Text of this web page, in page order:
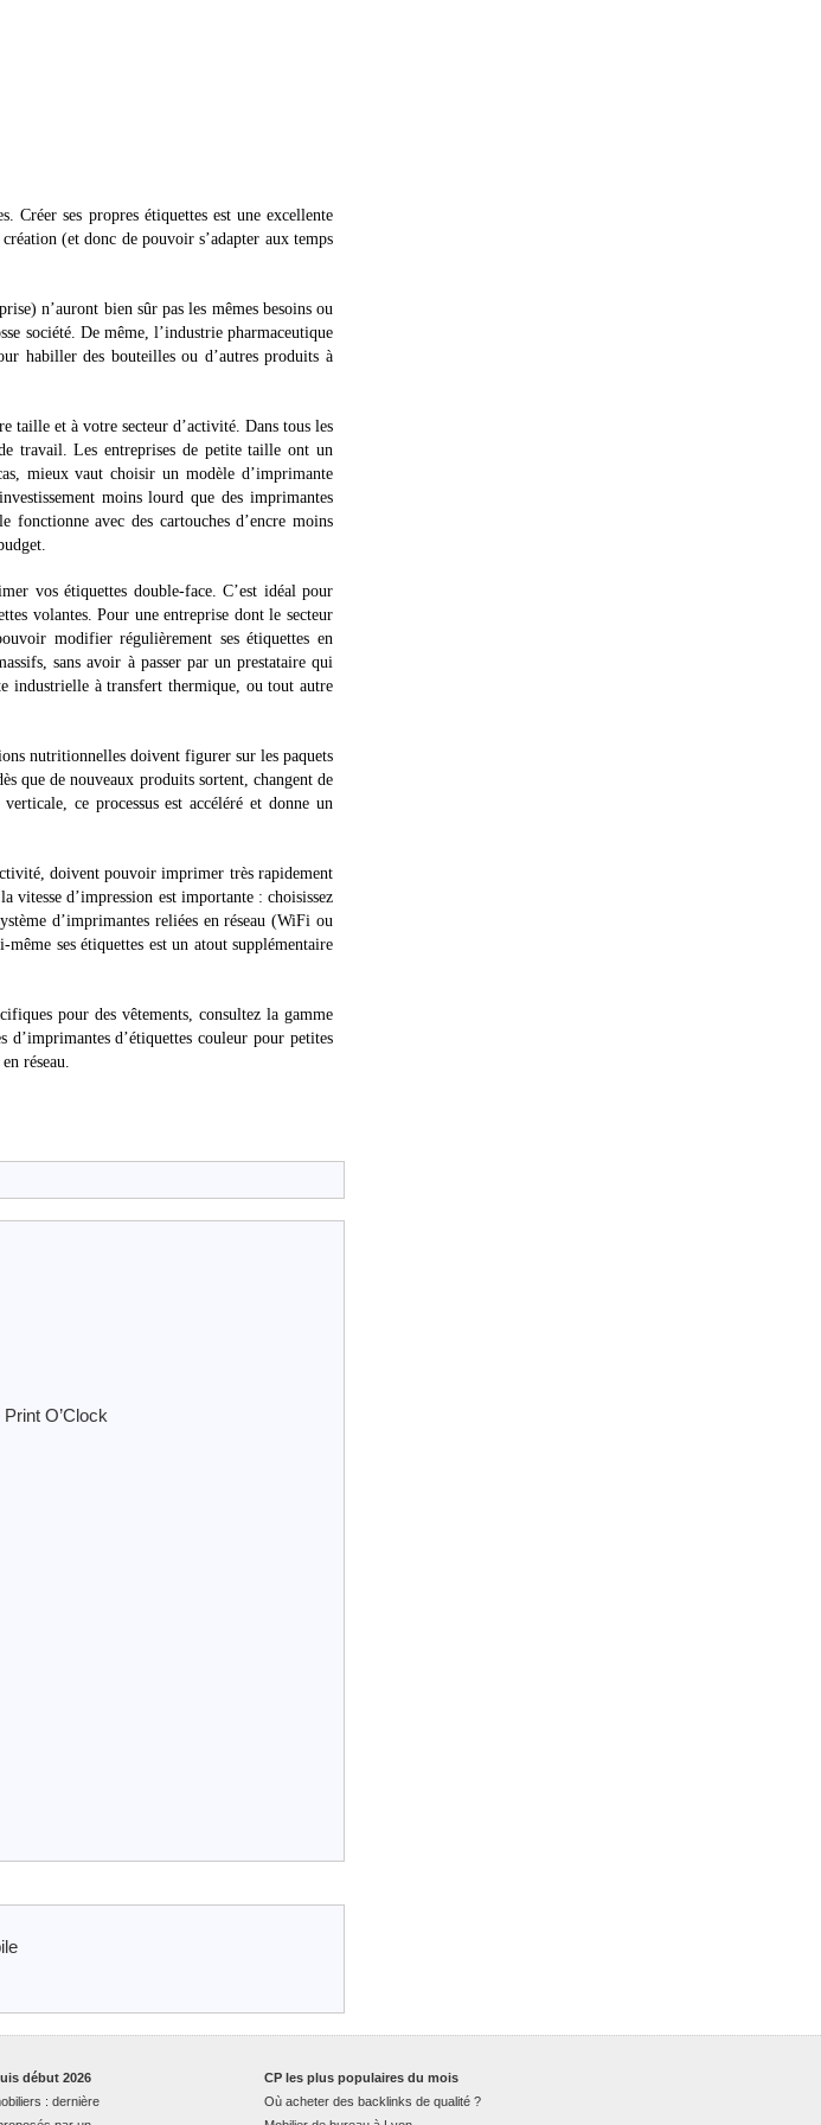
Créer ses propres étiquettes est une excellente
(et donc de pouvoir s’adapter aux temps
n’auront bien sûr pas les mêmes besoins ou
société. De même, l’industrie pharmaceutique
habiller des bouteilles ou d’autres produits à
taille et à votre secteur d’activité. Dans tous les
travail. Les entreprises de petite taille ont un
mieux vaut choisir un modèle d’imprimante
moins lourd que des imprimantes
avec des cartouches d’encre moins
vos étiquettes double-face. C’est idéal pour
volantes. Pour une entreprise dont le secteur
modifier régulièrement ses étiquettes en
sans avoir à passer par un prestataire qui
industrielle à transfert thermique, ou tout autre
nutritionnelles doivent figurer sur les paquets
que de nouveaux produits sortent, changent de
ce processus est accéléré et donne un
doivent pouvoir imprimer très rapidement
vitesse d’impression est importante : choisissez
d’imprimantes reliées en réseau (WiFi ou
ses étiquettes est un atout supplémentaire
pour des vêtements, consultez la gamme
d’imprimantes d’étiquettes couleur pour petites
réseau.
O’Clock
CP les plus populaires du mois
Où acheter des backlinks de qualité ?
début 2026
: dernière